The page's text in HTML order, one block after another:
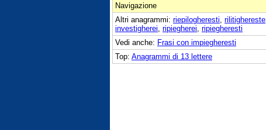
Navigazione
Altri anagrammi: riepilogheresti rilitighereste
investigherei ripiegherei ripiegheresti
Vedi anche: Frasi con impiegheresti
Top: Anagrammi di 13 lettere